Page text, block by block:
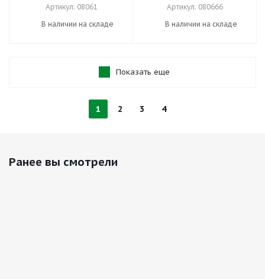
Артикул: 08061
В наличии на складе
Артикул: 080666
В наличии на складе
Показать еще
1 2 3 4
Ранее вы смотрели